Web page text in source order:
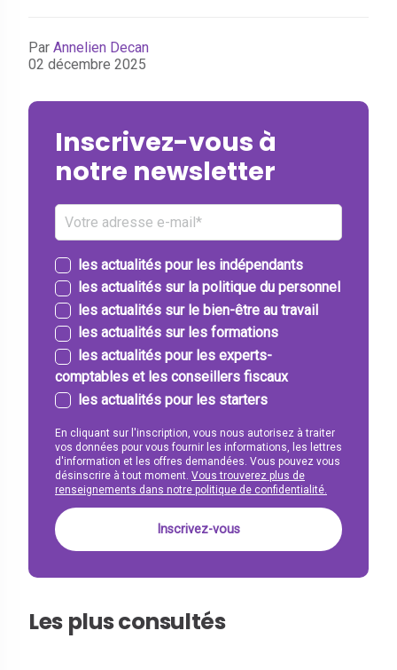
Par Annelien Decan
02 décembre 2025
Inscrivez-vous à
notre newsletter
les actualités pour les indépendants
les actualités sur la politique du personnel
les actualités sur le bien-être au travail
les actualités sur les formations
les actualités pour les experts-
comptables et les conseillers fiscaux
les actualités pour les starters
En cliquant sur l'inscription, vous nous autorisez à traiter
vos données pour vous fournir les informations, les lettres
d'information et les offres demandées. Vous pouvez vous
désinscrire à tout moment. Vous trouverez plus de
renseignements dans notre politique de confidentialité.
Les plus consultés